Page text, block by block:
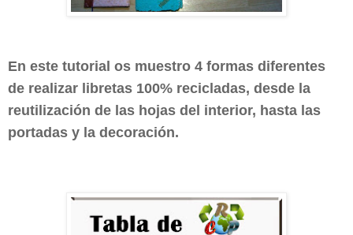
En este tutorial os muestro 4 formas diferentes
de realizar libretas 100% recicladas, desde la
reutilización de las hojas del interior, hasta las
portadas y la decoración.